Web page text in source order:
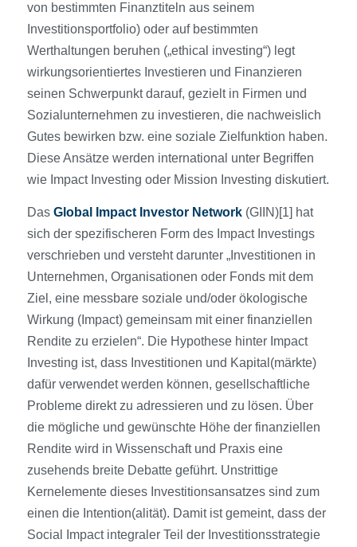
von bestimmten Finanztiteln aus seinem
Investitionsportfolio) oder auf bestimmten
Werthaltungen beruhen („ethical investing“) legt
wirkungsorientiertes Investieren und Finanzieren
seinen Schwerpunkt darauf, gezielt in Firmen und
Sozialunternehmen zu investieren, die nachweislich
Gutes bewirken bzw. eine soziale Zielfunktion haben.
Diese Ansätze werden international unter Begriffen
wie Impact Investing oder Mission Investing diskutiert.
Das Global Impact Investor Network(GIIN)[1] hat
sich der spezifischeren Form des Impact Investings
verschrieben und versteht darunter „Investitionen in
Unternehmen, Organisationen oder Fonds mit dem
Ziel, eine messbare soziale und/oder ökologische
Wirkung (Impact) gemeinsam mit einer finanziellen
Rendite zu erzielen“. Die Hypothese hinter Impact
Investing ist, dass Investitionen und Kapital(märkte)
dafür verwendet werden können, gesellschaftliche
Probleme direkt zu adressieren und zu lösen. Über
die mögliche und gewünschte Höhe der finanziellen
Rendite wird in Wissenschaft und Praxis eine
zusehends breite Debatte geführt. Unstrittige
Kernelemente dieses Investitionsansatzes sind zum
einen die Intention(alität). Damit ist gemeint, dass der
Social Impact integraler Teil der Investitionsstrategie